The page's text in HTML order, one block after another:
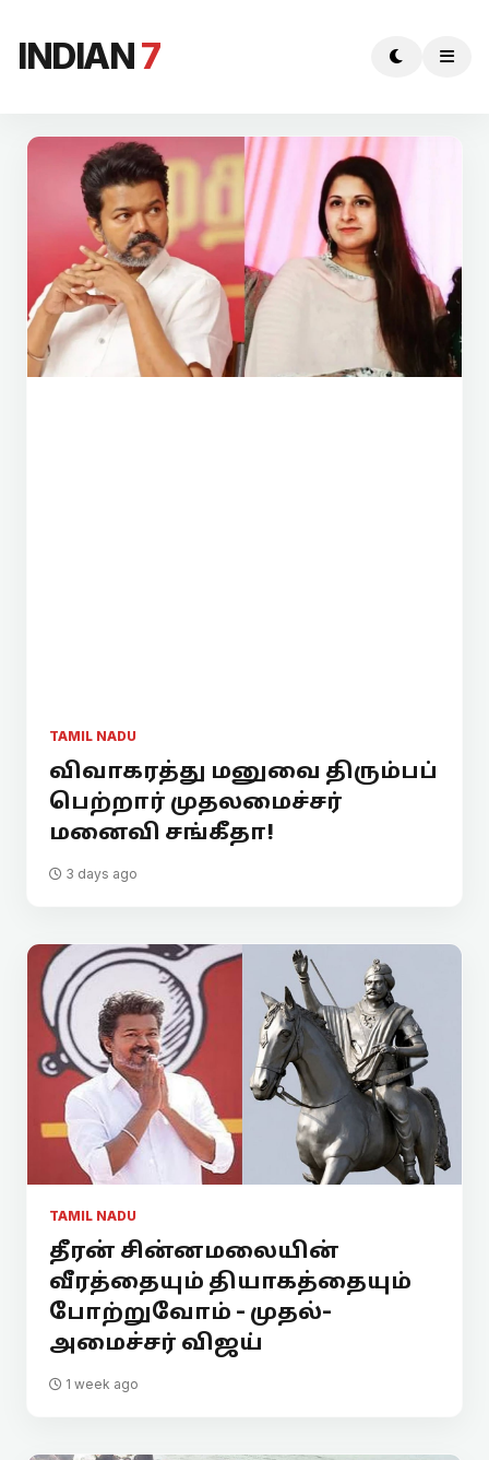
INDIAN7
TAMIL NADU
விவாகரத்து மனுவை திரும்பப்
பெற்றார் முதலமைச்சர்
மனைவி சங்கீதா!
3 days ago
TAMIL NADU
தீரன் சின்னமலையின்
வீரத்தையும் தியாகத்தையும்
போற்றுவோம் - முதல்-
அமைச்சர் விஜய்
1 week ago